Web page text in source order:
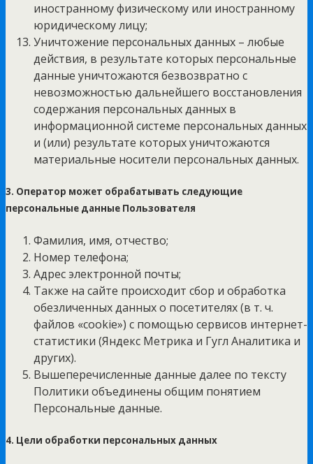
иностранному физическому или иностранному
юридическому лицу;
Уничтожение персональных данных – любые
действия, в результате которых персональные
данные уничтожаются безвозвратно с
невозможностью дальнейшего восстановления
содержания персональных данных в
информационной системе персональных данных
и (или) результате которых уничтожаются
материальные носители персональных данных.
3. Оператор может обрабатывать следующие
персональные данные Пользователя
Фамилия, имя, отчество;
Номер телефона;
Адрес электронной почты;
Также на сайте происходит сбор и обработка
обезличенных данных о посетителях (в т. ч.
файлов «cookie») с помощью сервисов интернет-
статистики (Яндекс Метрика и Гугл Аналитика и
других).
Вышеперечисленные данные далее по тексту
Политики объединены общим понятием
Персональные данные.
4. Цели обработки персональных данных